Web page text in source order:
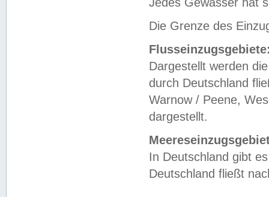
Die Grenze des
Dargestellt werden
durch Deutschland
Warnow / Peene,
dargestellt.
In Deutschland gibt
Deutschland fließt